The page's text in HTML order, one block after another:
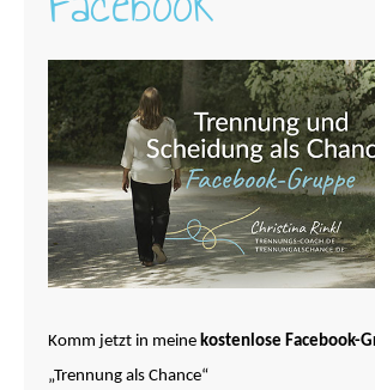
Komm jetzt in meine kostenlose Facebook-
„Trennung als Chance“